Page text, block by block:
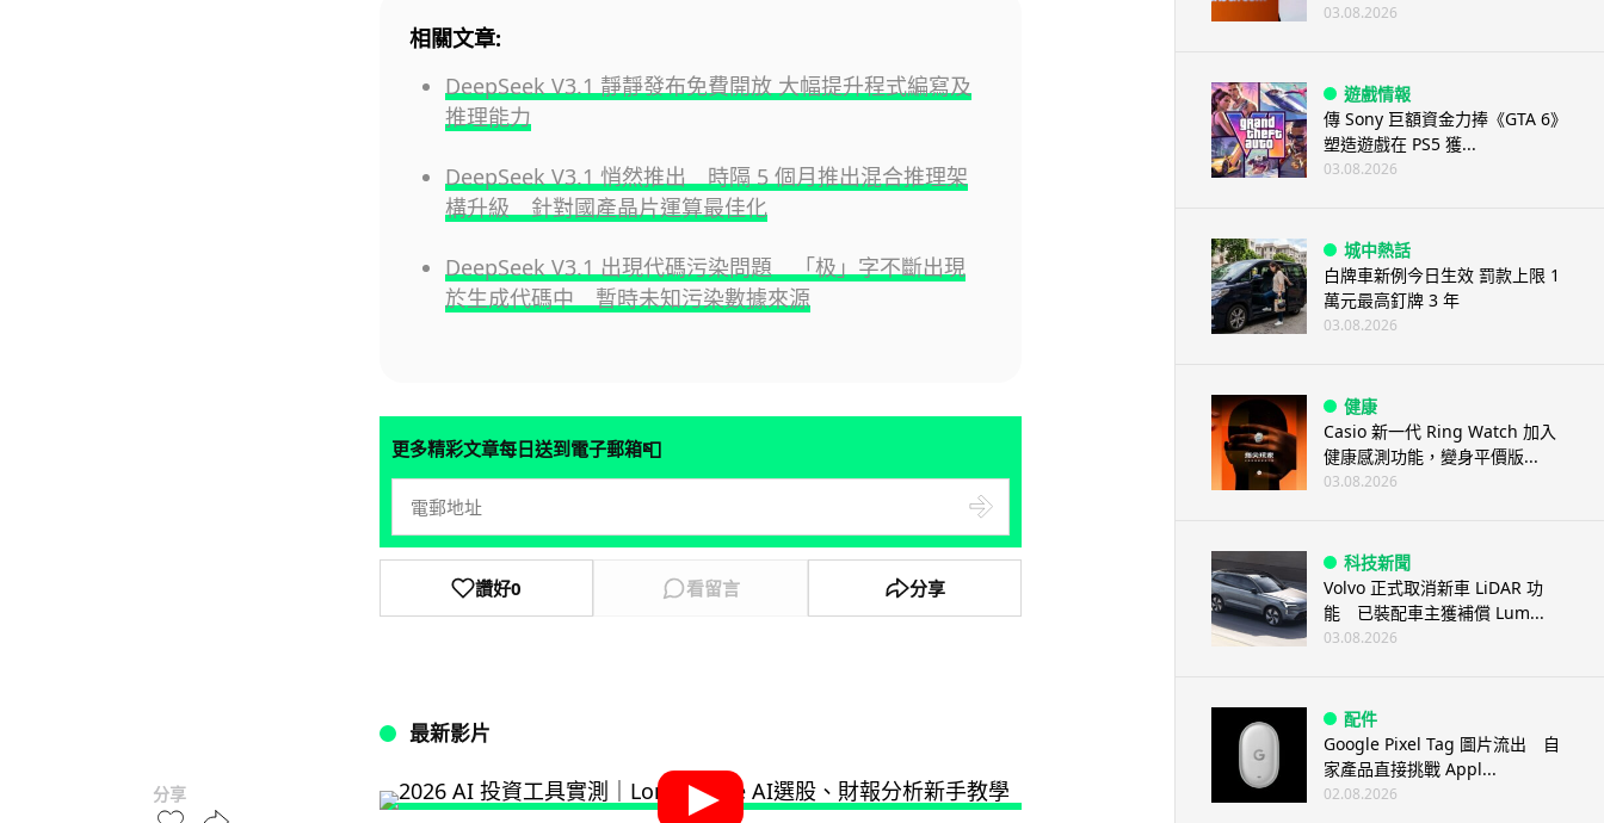
分享
相關文章:
DeepSeek V3.1 靜靜發布免費開放 大幅提升程式編寫及
推理能力
DeepSeek V3.1 悄然推出 時隔 5 個月推出混合推理架
構升級 針對國產晶片運算最佳化
DeepSeek V3.1 出現代碼污染問題 「极」字不斷出現
於生成代碼中 暫時未知污染數據來源
更多精彩文章每日送到電子郵箱📮
讚好0 看留言 分享
最新影片
03.08.2026
遊戲情報
傳 Sony 巨額資金力捧《GTA 6》
塑造遊戲在 PS5 獲...
03.08.2026
城中熱話
白牌車新例今日生效 罰款上限 1
萬元最高釘牌 3 年
03.08.2026
健康
Casio 新一代 Ring Watch 加入
健康感測功能，變身平價版...
03.08.2026
科技新聞
Volvo 正式取消新車 LiDAR 功
能 已裝配車主獲補償 Lum...
03.08.2026
配件
Google Pixel Tag 圖片流出 自
家產品直接挑戰 Appl...
02.08.2026